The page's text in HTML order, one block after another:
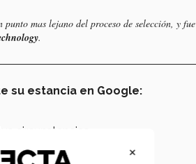
mas lejano del proceso de selección, y fue
.
su estancia en Google:
circunstancias.
×